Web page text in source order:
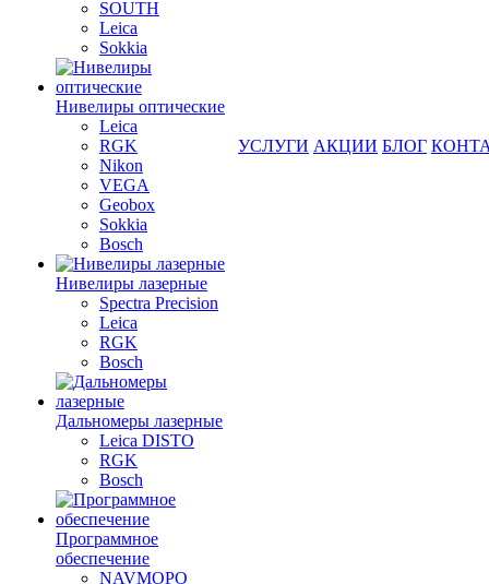
SOUTH
Leica
Sokkia
Нивелиры оптические
Leica
RGK
Nikon
VEGA
Geobox
Sokkia
Bosch
Нивелиры лазерные
Spectra Precision
Leica
RGK
Bosch
Дальномеры лазерные
Leica DISTO
RGK
Bosch
Программное
обеспечение
NAVMOPO
УСЛУГИ АКЦИИ БЛОГ